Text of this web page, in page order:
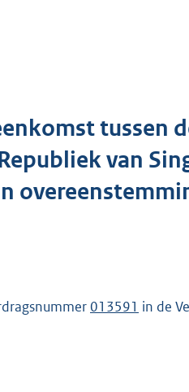
tussen
van
013591 in de